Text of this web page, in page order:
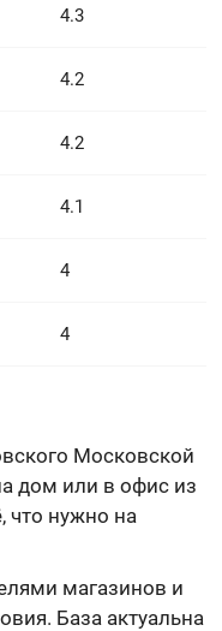
4.3
4.2
4.2
4.1
4
4
Московской
дом или в офис из
что нужно на
магазинов и
База актуальна